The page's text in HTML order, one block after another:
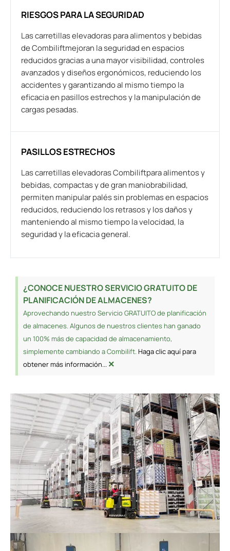
RIESGOS PARA LA SEGURIDAD
Las carretillas elevadoras para alimentos y bebidas
de Combiliftmejoran la seguridad en espacios
reducidos gracias a una mayor visibilidad, controles
avanzados y diseños ergonómicos, reduciendo los
accidentes y garantizando al mismo tiempo la
eficacia en pasillos estrechos y la manipulación de
cargas pesadas.
PASILLOS ESTRECHOS
Las carretillas elevadoras Combiliftpara alimentos y
bebidas, compactas y de gran maniobrabilidad,
permiten manipular palés sin problemas en espacios
reducidos, reduciendo los retrasos y los daños y
manteniendo al mismo tiempo la velocidad, la
seguridad y la eficacia general.
¿CONOCE NUESTRO SERVICIO GRATUITO DE
PLANIFICACIÓN DE ALMACENES?
Aprovechando nuestro Servicio GRATUITO de planificación
de almacenes. Algunos de nuestros clientes han ganado
un 100% más de capacidad de almacenamiento,
simplemente cambiando a Combilift. Haga clic aquí para
obtener más información... ×